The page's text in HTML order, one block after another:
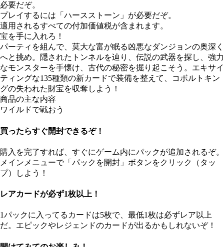
必要だぞ。
プレイするには「ハースストーン」が必要だぞ。
適用されるすべての付加価値税が含まれます。
宝を手に入れろ！
パーティを組んで、莫大な富が眠る凶悪なダンジョンの奥深く
へと挑め。隠されたトンネルを辿り、伝説の武器を探し、強力
なモンスターを手懐け、古代の秘密を掘り起こそう。エキサイ
ティングな135種類の新カードで装備を整えて、コボルトキン
グの失われた財宝を収奪しよう！
商品の主な内容
ワイルドで戦おう
買ったらすぐ開封できるぞ！
購入を完了すれば、すぐにゲーム内にパックが追加されるぞ。
メインメニューで「パックを開封」ボタンをクリック（タッ
プ）しよう！
レアカードが必ず1枚以上！
1パックに入ってるカードは5枚で、最低1枚は必ずレア以上
だ。エピックやレジェンドのカードが出るかもしれないぞ！